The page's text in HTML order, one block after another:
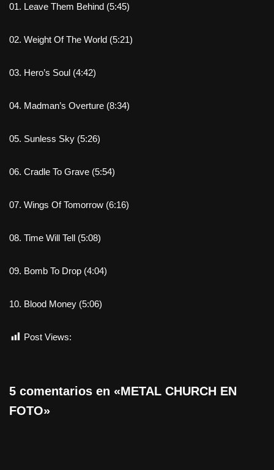
01. Leave Them Behind (5:45)
02. Weight Of The World (5:21)
03. Hero’s Soul (4:42)
04. Madman’s Overture (8:34)
05. Sunless Sky (5:26)
06. Cradle To Grave (5:54)
07. Wings Of Tomorrow (6:16)
08. Time Will Tell (5:08)
09. Bomb To Drop (4:04)
10. Blood Money (5:06)
Post Views:
5 comentarios en «METAL CHURCH EN
FOTO»